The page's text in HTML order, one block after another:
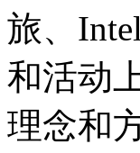
旅、
和活动
理念和